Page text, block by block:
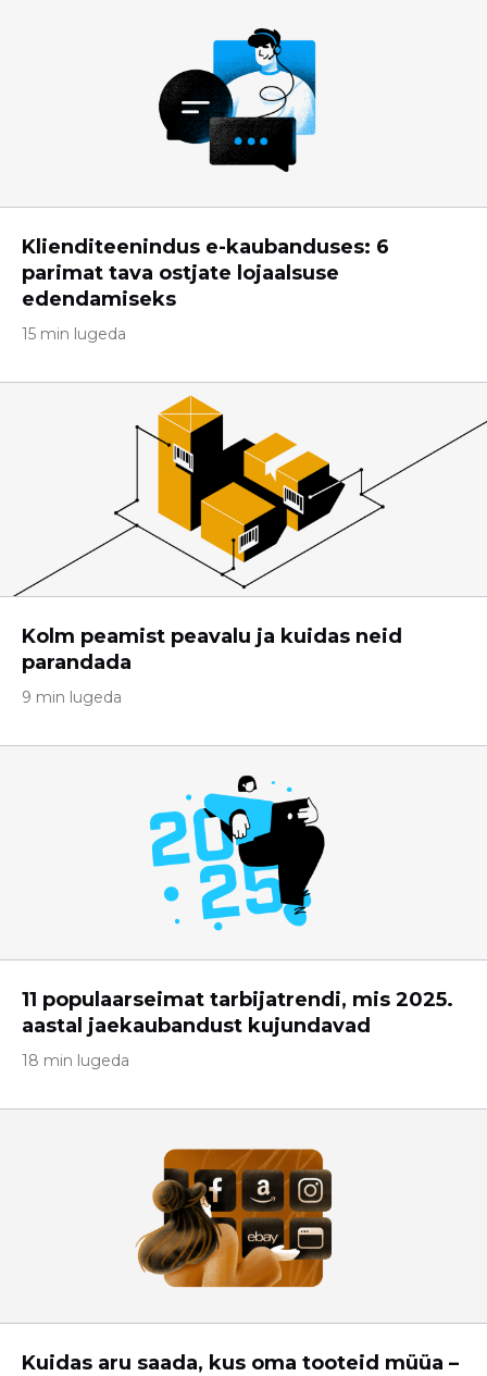
Klienditeenindus e-kaubanduses: 6
parimat tava ostjate lojaalsuse
edendamiseks
15 min lugeda
Kolm peamist peavalu ja kuidas neid
parandada
9 min lugeda
11 populaarseimat tarbijatrendi, mis 2025.
aastal jaekaubandust kujundavad
18 min lugeda
Kuidas aru saada, kus oma tooteid müüa –